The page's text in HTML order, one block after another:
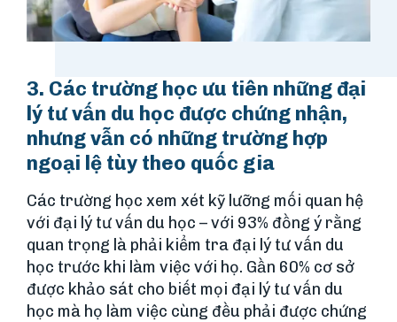
3. Các trường học ưu tiên những đại
lý tư vấn du học được chứng nhận,
nhưng vẫn có những trường hợp
ngoại lệ tùy theo quốc gia
Các trường học xem xét kỹ lưỡng mối quan hệ
với đại lý tư vấn du học – với 93% đồng ý rằng
quan trọng là phải kiểm tra đại lý tư vấn du
học trước khi làm việc với họ. Gần 60% cơ sở
được khảo sát cho biết mọi đại lý tư vấn du
học mà họ làm việc cùng đều phải được chứng